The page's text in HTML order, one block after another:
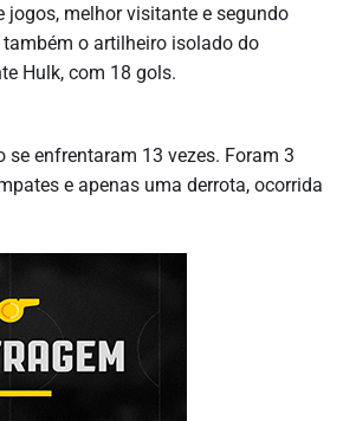
jogos, melhor visitante e segundo
o artilheiro isolado do
Hulk, com 18 gols.
se enfrentaram 13 vezes. Foram 3
e apenas uma derrota, ocorrida